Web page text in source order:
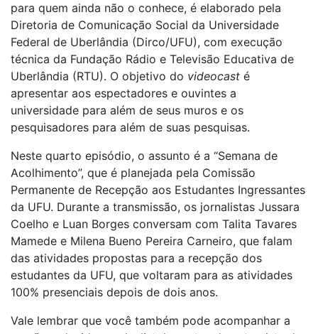
para quem ainda não o conhece, é elaborado pela
Diretoria de Comunicação Social da Universidade
Federal de Uberlândia (Dirco/UFU), com execução
técnica da Fundação Rádio e Televisão Educativa de
Uberlândia (RTU). O objetivo do videocast é
apresentar aos espectadores e ouvintes a
universidade para além de seus muros e os
pesquisadores para além de suas pesquisas.
Neste quarto episódio, o assunto é a “Semana de
Acolhimento”, que é planejada pela Comissão
Permanente de Recepção aos Estudantes Ingressantes
da UFU. Durante a transmissão, os jornalistas Jussara
Coelho e Luan Borges conversam com Talita Tavares
Mamede e Milena Bueno Pereira Carneiro, que falam
das atividades propostas para a recepção dos
estudantes da UFU, que voltaram para as atividades
100% presenciais depois de dois anos.
Vale lembrar que você também pode acompanhar a